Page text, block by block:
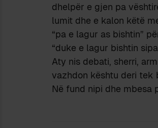
dhelpër e gjen pa
lumit dhe e kalon këtë
“pa e lagur as bishtin”
“duke e lagur bishtin
Aty nis debati, sherri,
vazhdon kështu deri tek
Në fund nipi dhe mbesa